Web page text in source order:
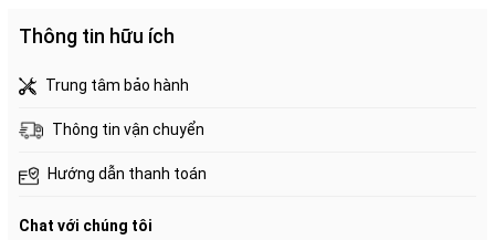
1 cọc ống / 1 thùng carton;
1 đế / 1 thùng carton.
Đặc điểm ưu việt của
Fuakada KD650
Thông tin hữu ích
Trung tâm bảo hành
Thông tin vận chuyển
Hướng dẫn thanh toán
Chat với chúng tôi